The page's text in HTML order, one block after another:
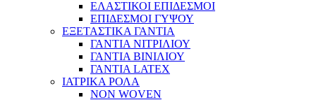
ΕΛΑΣΤΙΚΟΙ ΕΠΙΔΕΣΜΟΙ
ΕΠΙΔΕΣΜΟΙ ΓΥΨΟΥ
ΕΞΕΤΑΣΤΙΚΑ ΓΑΝΤΙΑ
ΓΑΝΤΙΑ ΝΙΤΡΙΛΙΟΥ
ΓΑΝΤΙΑ ΒΙΝΙΛΙΟΥ
ΓΑΝΤΙΑ LATEX
ΙΑΤΡΙΚΑ ΡΟΛΑ
NON WOVEN